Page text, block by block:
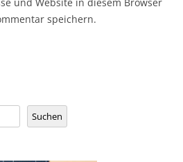
speichern.
Suchen